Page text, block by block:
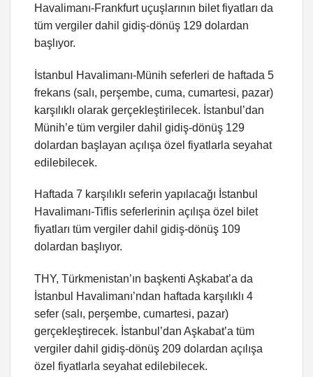
Havalimanı-Frankfurt uçuşlarının bilet fiyatları da
tüm vergiler dahil gidiş-dönüş 129 dolardan
başlıyor.
İstanbul Havalimanı-Münih seferleri de haftada 5
frekans (salı, perşembe, cuma, cumartesi, pazar)
karşılıklı olarak gerçekleştirilecek. İstanbul’dan
Münih’e tüm vergiler dahil gidiş-dönüş 129
dolardan başlayan açılışa özel fiyatlarla seyahat
edilebilecek.
Haftada 7 karşılıklı seferin yapılacağı İstanbul
Havalimanı-Tiflis seferlerinin açılışa özel bilet
fiyatları tüm vergiler dahil gidiş-dönüş 109
dolardan başlıyor.
THY, Türkmenistan’ın başkenti Aşkabat’a da
İstanbul Havalimanı’ndan haftada karşılıklı 4
sefer (salı, perşembe, cumartesi, pazar)
gerçekleştirecek. İstanbul’dan Aşkabat’a tüm
vergiler dahil gidiş-dönüş 209 dolardan açılışa
özel fiyatlarla seyahat edilebilecek.